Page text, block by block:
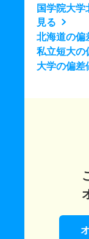
国学院大
見る
北海道の偏
私立短大の
大学の偏差